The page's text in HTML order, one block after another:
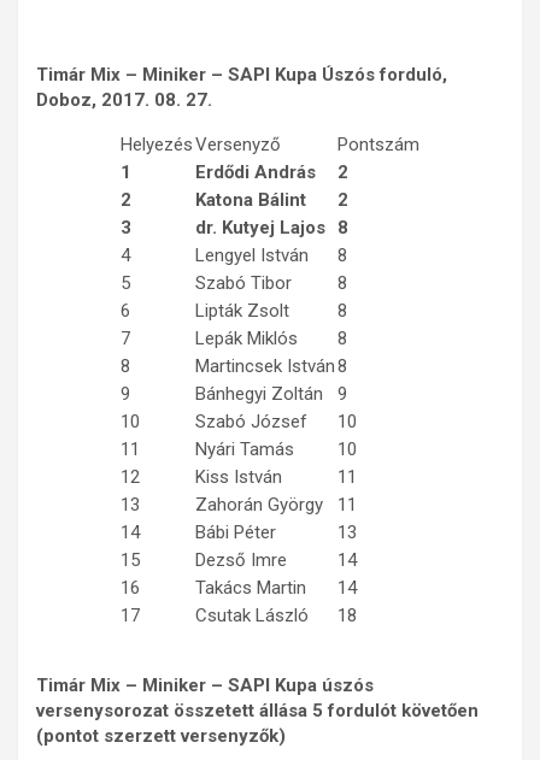
Timár Mix – Miniker – SAPI Kupa Úszós forduló,
Doboz, 2017. 08. 27.
HelyezésVersenyző
Pontszám
1
Erdődi András
2
2
Katona Bálint
2
3
dr. Kutyej Lajos
8
4
Lengyel István
8
5
Szabó Tibor
8
6
Lipták Zsolt
8
7
Lepák Miklós
8
8
Martincsek István8
9
Bánhegyi Zoltán
9
10
Szabó József
10
11
Nyári Tamás
10
12
Kiss István
11
13
Zahorán György
11
14
Bábi Péter
13
15
Dezső Imre
14
16
Takács Martin
14
17
Csutak László 18
Timár Mix – Miniker – SAPI Kupa úszós
versenysorozat összetett állása 5 fordulót követően
(pontot szerzett versenyzők)